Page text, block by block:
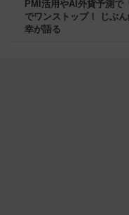
PMI活用やAI外貨予測で
でワンストップ！ じぶ
幸が語る